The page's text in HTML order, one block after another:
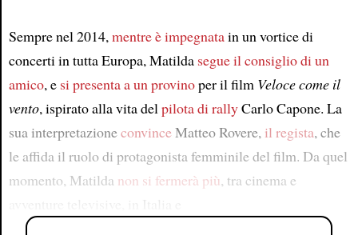
Sempre nel 2014,mentre è impegnatain un vortice di
concerti in tutta Europa, Matilda segue il consiglio di un
amico, e si presenta a un provinoper il film Veloce come il
vento, ispirato alla vita delpilota di rallyCarlo Capone. La
sua interpretazioneconvinceMatteo Rovere, il regista, che
le affida il ruolo di protagonista femminile del film. Da quel
momento, Matilda non si fermerà più, tra cinema e